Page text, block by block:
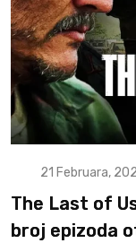
21 Februara,
The Last of
broj epizoda